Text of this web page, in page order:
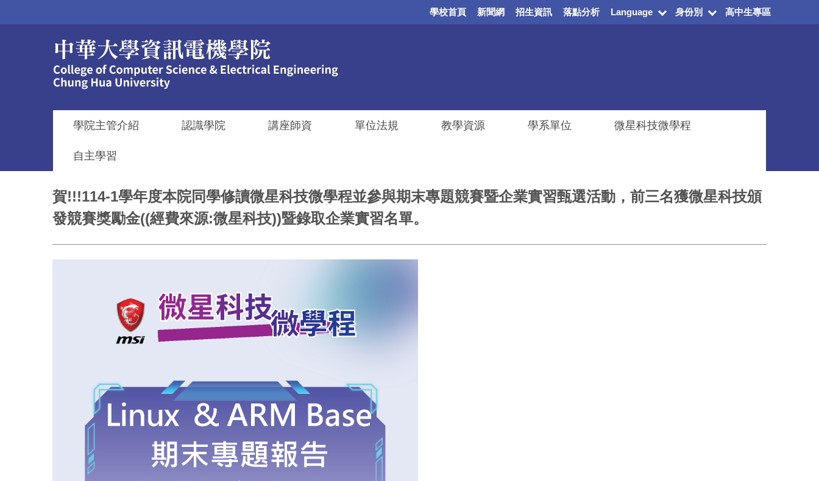
學校首頁 新聞網 招生資訊 落點分析 Language 身份別 高中生專區
學院主管介紹 認識學院 講座師資 單位法規 教學資源 學系單位 微星科技微學程
自主學習
賀!!!114-1學年度本院同學修讀微星科技微學程並參與期末專題競賽暨企業實習甄選活動，前三名獲微星科技頒
發競賽獎勵金((經費來源:微星科技))暨錄取企業實習名單。